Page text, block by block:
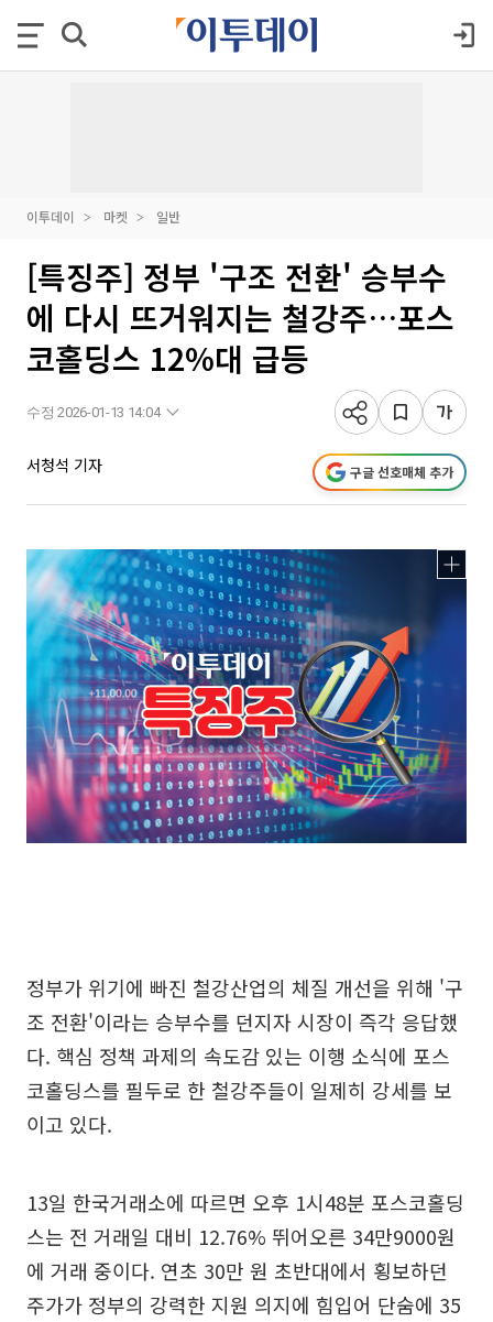
이투데이 마켓 일반
[특징주] 정부 '구조 전환' 승부수
에 다시 뜨거워지는 철강주…포스
코홀딩스 12%대 급등
수정 2026-01-13 14:04
서청석 기자 구글 선호매체 추가
정부가 위기에 빠진 철강산업의 체질 개선을 위해 '구
조 전환'이라는 승부수를 던지자 시장이 즉각 응답했
다. 핵심 정책 과제의 속도감 있는 이행 소식에 포스
코홀딩스를 필두로 한 철강주들이 일제히 강세를 보
이고 있다.
13일 한국거래소에 따르면 오후 1시48분 포스코홀딩
스는 전 거래일 대비 12.76% 뛰어오른 34만9000원
에 거래 중이다. 연초 30만 원 초반대에서 횡보하던
주가가 정부의 강력한 지원 의지에 힘입어 단숨에 35